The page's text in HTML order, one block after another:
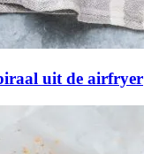
uit de airfryer